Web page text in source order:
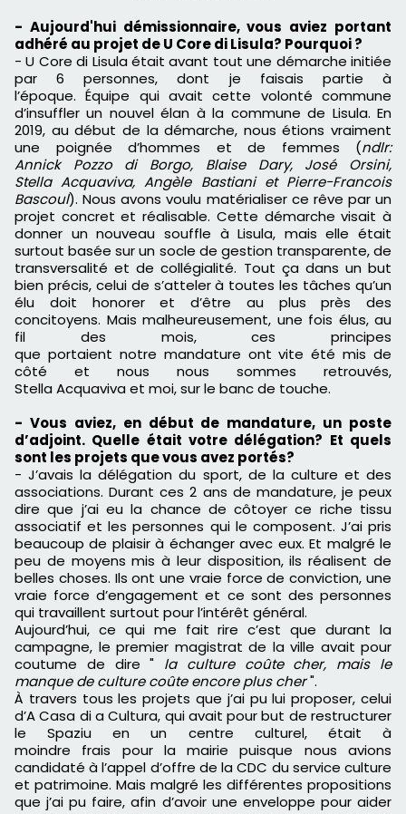
- Aujourd'hui démissionnaire, vous aviez portant
adhéré au projet deU CorediLisula? Pourquoi ?
- U Core di Lisula était avant tout une démarche initiée
par 6 personnes, dont je faisais partie à
l’époque. Équipe qui avait cette volonté commune
d’insuffler un nouvel élan à la commune de Lisula. En
2019, au début de la démarche, nous étions vraiment
une poignée d’hommes et de femmes
(ndlr:
Annick Pozzodi Borgo, Blaise Dary, José Orsini,
StellaAcquaviva, Angèle Bastianiet Pierre-Francois
Bascoul). Nous avons voulu matérialiser ce rêve par un
projet concret et réalisable. Cette démarche visait à
donner un nouveau souffle àLisula, mais elle était
surtout basée sur un socle de gestion transparente, de
transversalité et de collégialité. Tout ça dans un but
bien précis, celui de s’atteler à toutes les tâches qu’un
élu doit honorer et d’être au plus près des
concitoyens. Mais malheureusement, une fois élus, au
fil des mois,ces principes
que portaient notre mandature ont vite été mis de
côté et nous nous sommes retrouvés,
Stella Acquaviva et moi, sur le banc de touche.
- Vous aviez, en début de mandature, un poste
d’adjoint. Quelle était votre délégation? Et quels
sont les projets que vous avez portés?
-J’avais la délégation du sport,de la culture et des
associations. Durantces 2 ans de mandature, je peux
dire que j’ai eu la chance de côtoyer ce riche tissu
associatif et les personnes qui le composent. J’ai pris
beaucoup de plaisir à échanger avec eux. Et malgré le
peu de moyens mis à leur disposition, ils réalisent de
belles choses. Ils ont une vraie force de conviction, une
vraie force d’engagement et ce sont des personnes
qui travaillent surtout pour l’intérêt général.
Aujourd’hui, ce qui me fait rire c’est que durant la
campagne, le premier magistrat de la ville avait pour
coutume de dire " la culture coûte cher, mais le
manque de culture coûte encore plus cher".
À travers tous les projets que j’ai pu lui proposer, celui
d’ACasa dia Cultura, qui avait pour but de restructurer
leSpaziu en un centre culturel, étaità
moindre frais pour la mairie puisque nous avions
candidaté à l’appel d’offre de laCDC du service culture
et patrimoine. Mais malgré les différentes propositions
que j’ai pu faire, afin d’avoir une enveloppe pour aider